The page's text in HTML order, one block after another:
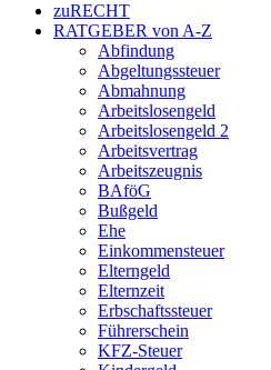
zuRECHT
RATGEBER von A-Z
Abfindung
Abgeltungssteuer
Abmahnung
Arbeitslosengeld
Arbeitslosengeld 2
Arbeitsvertrag
Arbeitszeugnis
BAföG
Bußgeld
Ehe
Einkommensteuer
Elterngeld
Elternzeit
Erbschaftssteuer
Führerschein
KFZ-Steuer